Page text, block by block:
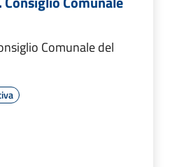
Comunale del